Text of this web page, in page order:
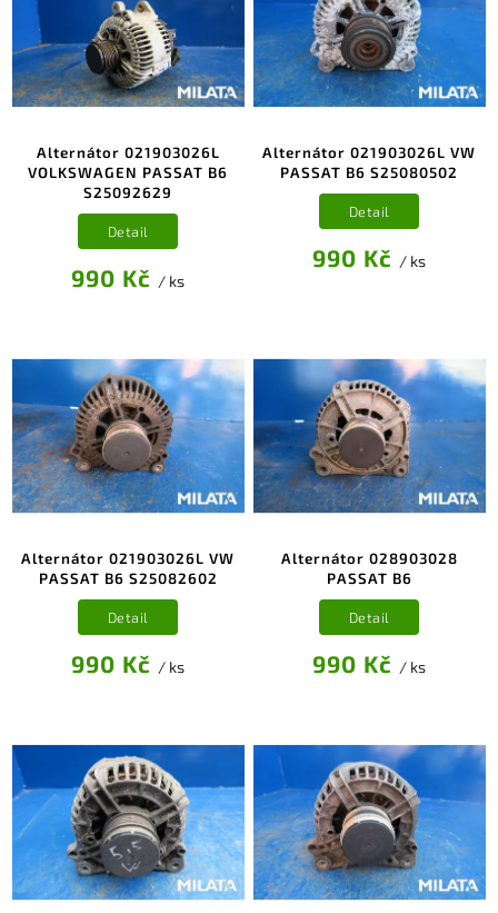
Alternátor 021903026L
VOLKSWAGEN PASSAT B6
S25092629
990 Kč / ks
Detail
Alternátor 021903026L VW
PASSAT B6 S25080502
990 Kč / ks
Detail
Alternátor 021903026L VW
PASSAT B6 S25082602
990 Kč / ks
Detail
Alternátor 028903028
PASSAT B6
990 Kč / ks
Detail